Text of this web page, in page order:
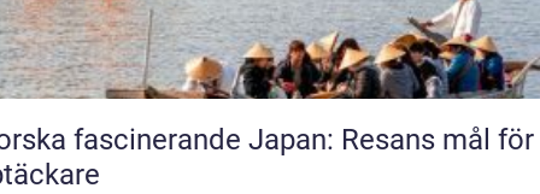
fascinerande Japan: Resans mål för